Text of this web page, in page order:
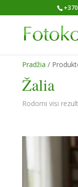
Pradžia /
Žalia
Rodomi visi